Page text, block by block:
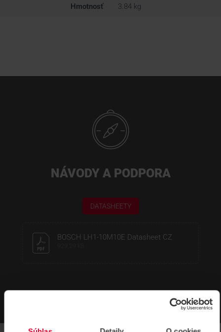
Hmotnosť 3.84 kg
NÁVODY A PODPORA
DATASHEETY
BOSCH LH1-10M10E Datasheet CZ